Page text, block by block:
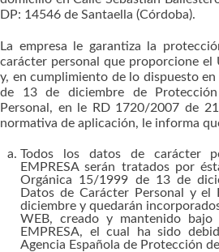
DP: 14546 de Santaella (Córdoba).
La empresa le garantiza la
carácter personal que proporcione el
y, en cumplimiento de lo dispuesto
de 13 de diciembre de
Personal, en le RD 1720/2007 de
normativa de aplicación, le informa
Todos los datos de carácter
EMPRESA serán tratados por
Orgánica 15/1999 de 13 de
Datos de Carácter Personal y
diciembre y quedarán
WEB, creado y mantenido bajo
EMPRESA, el cual ha sido
Agencia Española de Protección